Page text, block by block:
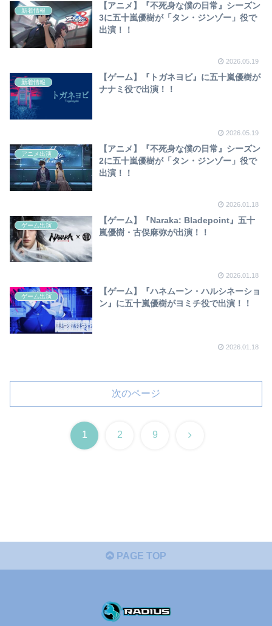
新着情報
【アニメ】『不死身な僕の日常』シーズン
3に五十嵐優樹が「タン・ジンゾー」役で
出演！！
2026.05.19
新着情報
【ゲーム】『トガネヨビ』に五十嵐優樹が
ナナミ役で出演！！
2026.05.19
アニメ出演
【アニメ】『不死身な僕の日常』シーズン
2に五十嵐優樹が「タン・ジンゾー」役で
出演！！
2026.01.18
ゲーム出演
【ゲーム】『Naraka: Bladepoint』五十
嵐優樹・古俣麻弥が出演！！
2026.01.18
ゲーム出演
【ゲーム】『ハネムーン・ハルシネーショ
ン』に五十嵐優樹がヨミチ役で出演！！
2026.01.18
次のページ
1 2 9 次
PAGE TOP